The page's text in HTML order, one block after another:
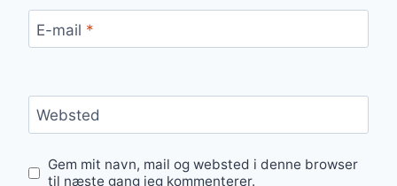
E-mail *
Websted
Gem mit navn, mail og websted i denne browser
til næste gang jeg kommenterer.